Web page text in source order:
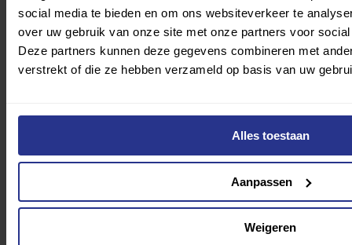
social media te bieden en om ons websiteverkeer te
over uw gebruik van onze site met onze partners voor
Deze partners kunnen deze gegevens combineren met
verstrekt of die ze hebben verzameld op basis van uw
Alles toestaan
Aanpassen
Weigeren